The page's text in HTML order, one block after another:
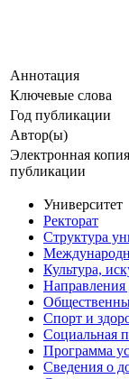
Аннотация
Ключевые cлова
Год публикации
Автор(ы)
Электронная копия
публикации
Университет
Ректорат
Структура
Культура,
Направления
Спорт и
Социальная
Программа
Сведения о